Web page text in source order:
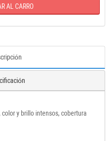
AL CARRO
y brillo intensos, cobertura